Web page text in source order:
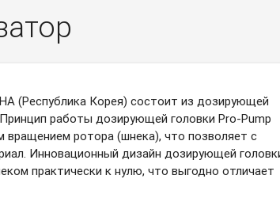
(Республика Корея) состоит из дозирующей
Принцип работы дозирующей головки Pro-Pump
вращением ротора (шнека), что позволяет с
Инновационный дизайн дозирующей
практически к нулю, что выгодно отличает